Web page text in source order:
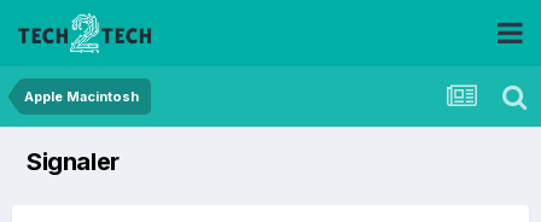
Apple Macintosh
Signaler